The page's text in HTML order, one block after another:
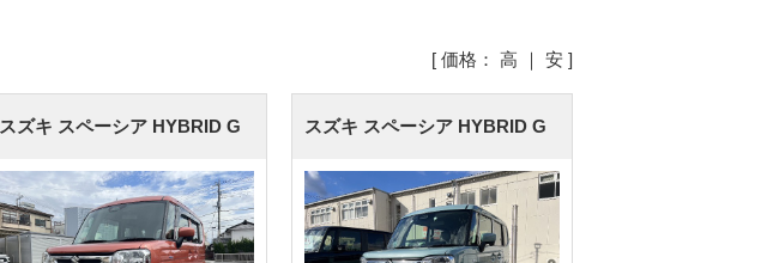
[ 価格： 高 ｜ 安 ]
スズキ スペーシア HYBRID G スズキ スペーシア HYBRID G